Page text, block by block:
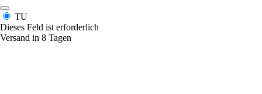
TU
Dieses Feld ist erforderlich
Versand in 8 Tagen